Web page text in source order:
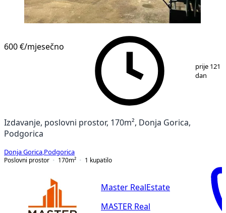
600 €/mjesečno
prije 121
dan
Izdavanje, poslovni prostor, 170m², Donja Gorica,
Podgorica
Donja Gorica Podgorica
Poslovni prostor
170m² 1 kupatilo
Master RealEstate
MASTER Real